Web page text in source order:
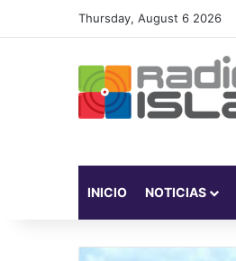
Thursday, August 6 2026
INICIO NOTICIAS